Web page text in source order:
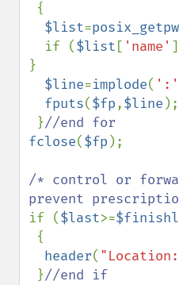
$list=
  if (
$list [ 'name'
}
$line=implode( ':'
fputs($fp,$line );
}
fclose($fp );
/* control or
if ($last>=
header( "Location:
}